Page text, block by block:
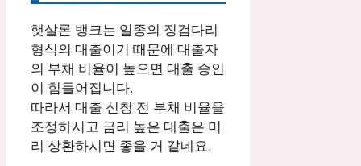
햇살론 뱅크는 일종의 징검다리
형식의 대출이기 때문에 대출자
의 부채 비율이 높으면 대출 승인
이 힘들어집니다.
따라서 대출 신청 전 부채 비율을
조정하시고 금리 높은 대출은 미
리 상환하시면 좋을 거 같네요.